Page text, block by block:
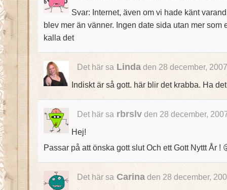
Svar: Internet, även om vi hade känt
blev mer än vänner. Ingen date sida utan mer som
kalla det
Det här sa Lindaden 28 december,
Indiskt är så gott. här blir det krabba. Ha
Det här sarbrslvden 28 december,
Hej!
Passar på att önska gott slut Och ett Gott Nyttt År !
Det här sa Carinaden 28 december,